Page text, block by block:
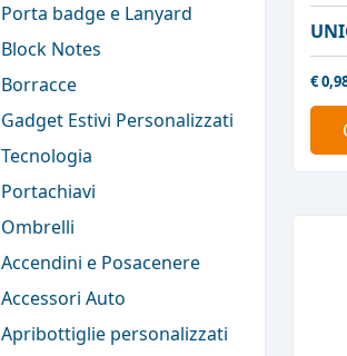
Porta badge e Lanyard
Block Notes
Borracce
Gadget Estivi Personalizzati
Tecnologia
Portachiavi
Ombrelli
Accendini e Posacenere
Accessori Auto
Apribottiglie personalizzati
€